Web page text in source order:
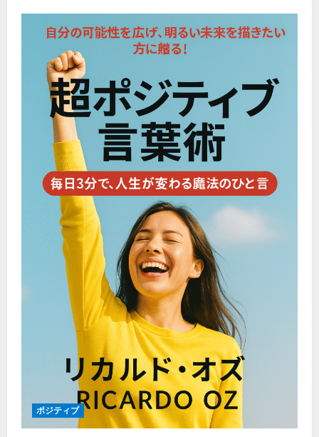
ン
バ
変
異
株
か
ら
身
を
ケ
ン
コ
ウ
ピ
カ
キ
チ
著
『感
染
症
対
策』
で
安
心
日
を
の
詳
細
を
ご
覧
ポジティブ